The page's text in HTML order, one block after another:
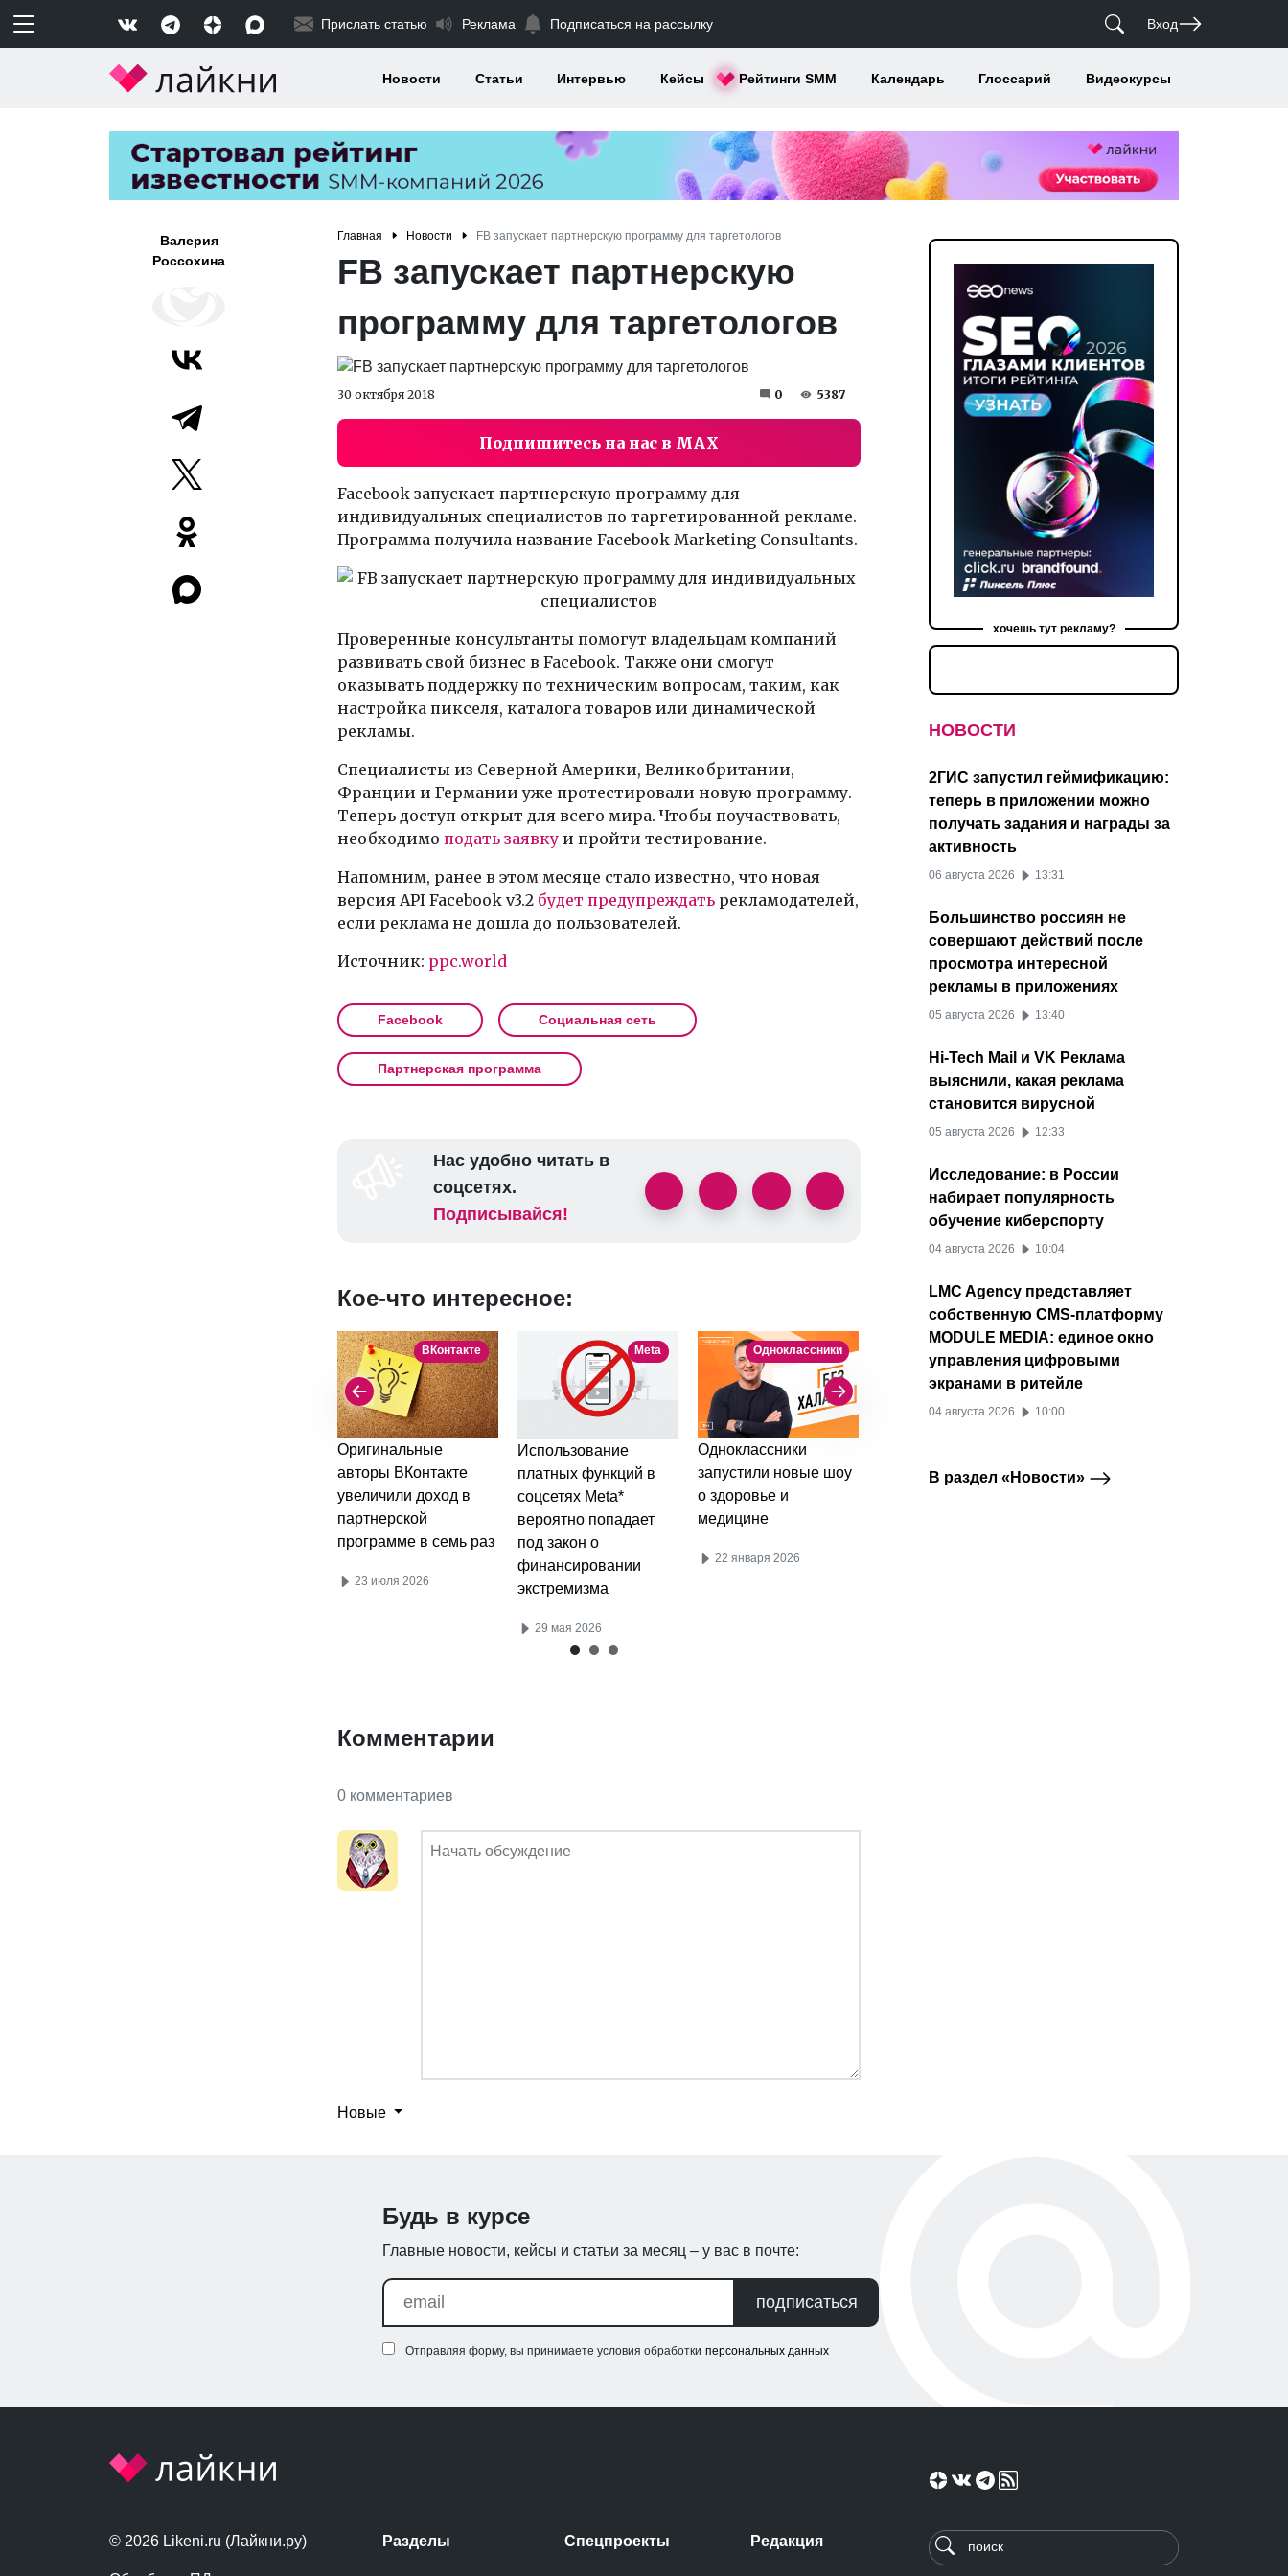
Прислать статью Реклама Подписаться на рассылку Вход
Новости Статьи Интервью Кейсы Рейтинги SMM Календарь Глоссарий Видеокурсы
Валерия
Россохина
Главная Новости FB запускает партнерскую программу для таргетологов
FB запускает партнерскую
программу для таргетологов
30 октября 2018 0 5387
Подпишитесь на нас в MAX
Facebook запускает партнерскую программу для
индивидуальных специалистов по таргетированной рекламе.
Программа получила название Facebook Marketing Consultants.
Проверенные консультанты помогут владельцам компаний
развивать свой бизнес в Facebook. Также они смогут
оказывать поддержку по техническим вопросам, таким, как
настройка пикселя, каталога товаров или динамической
рекламы.
Специалисты из Северной Америки, Великобритании,
Франции и Германии уже протестировали новую программу.
Теперь доступ открыт для всего мира. Чтобы поучаствовать,
необходимо подать заявкуи пройти тестирование.
Напомним, ранее в этом месяце стало известно, что новая
версия API Facebook v3.2 будет предупреждатьрекламодателей,
если реклама не дошла до пользователей.
Источник: ppc.world
Facebook Социальная сеть
Партнерская программа
Нас удобно читать в
соцсетях.
Подписывайся!
Кое-что интересное:
ВКонтакте
Оригинальные
авторы ВКонтакте
увеличили доход в
партнерской
программе в семь раз
23 июля 2026
Meta
Использование
платных функций в
соцсетях Meta*
вероятно попадает
под закон о
финансировании
экстремизма
29 мая 2026
Одноклассники
Одноклассники
запустили новые шоу
о здоровье и
медицине
22 января 2026
Авторы ВКонтакте
получили
возможность
создавать шопсы и
TikTok запускает
новое приложение
для микродрам
PineDrama
Комментарии
0 комментариев
Новые
хочешь тут рекламу?
НОВОСТИ
2ГИС запустил геймификацию:
теперь в приложении можно
получать задания и награды за
активность
06 августа 2026 13:31
Большинство россиян не
совершают действий после
просмотра интересной
рекламы в приложениях
05 августа 2026 13:40
Hi-Tech Mail и VK Реклама
выяснили, какая реклама
становится вирусной
05 августа 2026 12:33
Исследование: в России
набирает популярность
обучение киберспорту
04 августа 2026 10:04
LMC Agency представляет
собственную CMS-платформу
MODULE MEDIA: единое окно
управления цифровыми
экранами в ритейле
04 августа 2026 10:00
В раздел «Новости»
Будь в курсе
Главные новости, кейсы и статьи за месяц – у вас в почте:
подписаться
Отправляя форму, вы принимаете условия обработки персональных данных
© 2026 Likeni.ru (Лайкни.ру) Разделы Спецпроекты Редакция